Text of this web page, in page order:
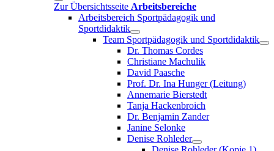
Zur Übersichtsseite Arbeitsbereiche
Arbeitsbereich Sportpädagogik und
Sportdidaktik
Team Sportpädagogik und Sportdidaktik
Dr. Thomas Cordes
Christiane Machulik
David Paasche
Prof. Dr. Ina Hunger (Leitung)
Annemarie Bierstedt
Tanja Hackenbroich
Dr. Benjamin Zander
Janine Selonke
Denise Rohleder